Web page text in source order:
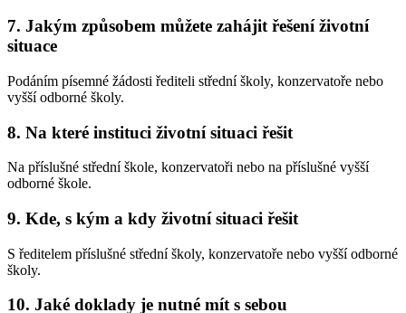
7. Jakým způsobem můžete zahájit řešení životní
situace
Podáním písemné žádosti řediteli střední školy, konzervatoře nebo
vyšší odborné školy.
8. Na které instituci životní situaci řešit
Na příslušné střední škole, konzervatoři nebo na příslušné vyšší
odborné škole.
9. Kde, s kým a kdy životní situaci řešit
S ředitelem příslušné střední školy, konzervatoře nebo vyšší odborné
školy.
10. Jaké doklady je nutné mít s sebou